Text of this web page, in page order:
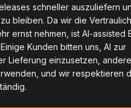
schneller auszuliefern
bleiben. Da wir die
ernst nehmen, ist AI-assisted
Kunden bitten uns, AI zur
Lieferung einzusetzen,
und wir respektieren